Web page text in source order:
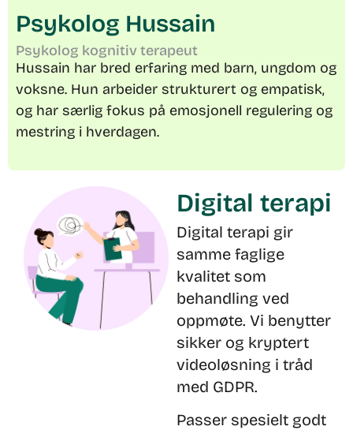
Psykolog Hussain
Psykolog kognitiv terapeut
Hussain har bred erfaring med barn, ungdom og
voksne. Hun arbeider strukturert og empatisk,
og har særlig fokus på emosjonell regulering og
mestring i hverdagen.
Digital terapi
Digital terapi gir
samme faglige
kvalitet som
behandling ved
oppmøte. Vi benytter
sikker og kryptert
videoløsning i tråd
med GDPR.
Passer spesielt godt